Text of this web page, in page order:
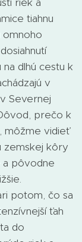
tiahnu
dlhú cestu k
v
Severnej
prečo k
môžme vidieť
zemskej kôry
a pôvodne
potom, čo sa
ťah
do